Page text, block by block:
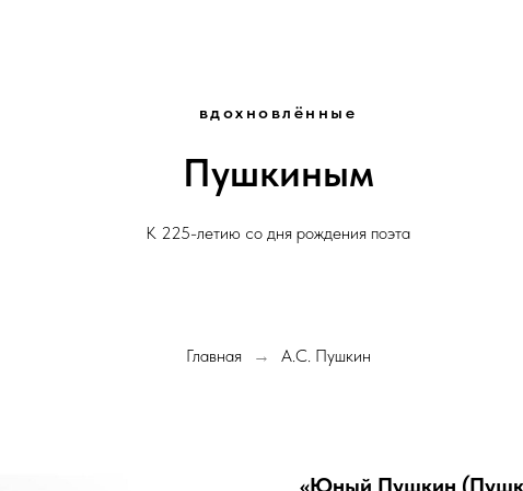
вдохновлённые
Пушкиным
К 225-летию со дня рождения поэта
Главная → А.С. Пушкин
«Юный Пушкин